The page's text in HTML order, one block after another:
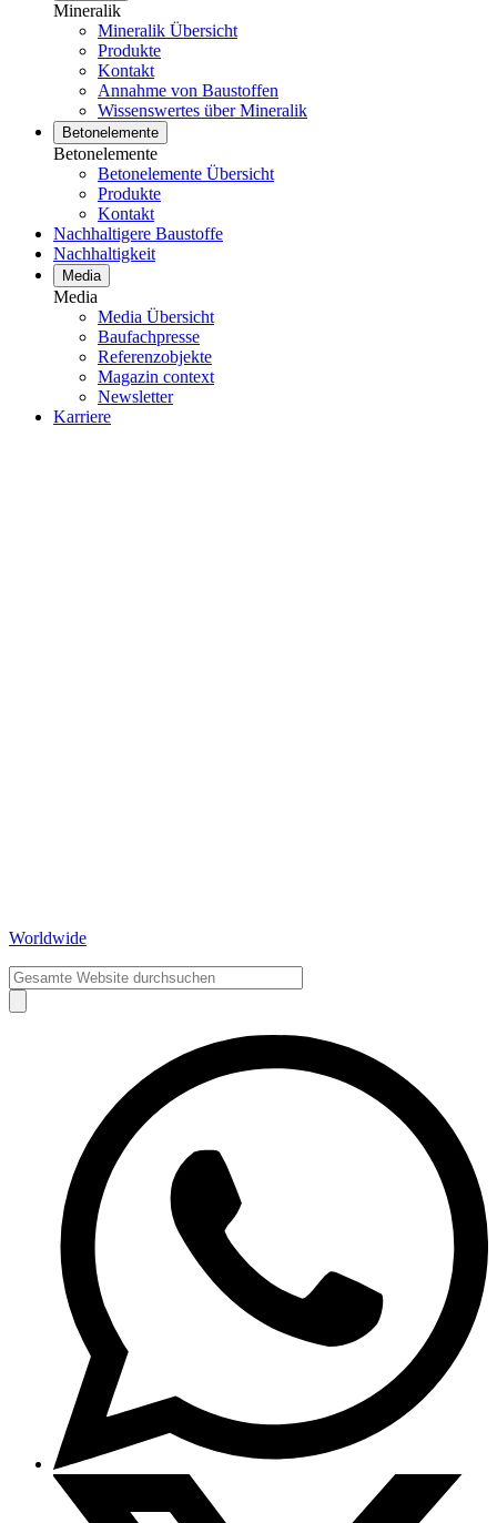
Mineralik
Mineralik Übersicht
Produkte
Kontakt
Annahme von Baustoffen
Wissenswertes über Mineralik
Betonelemente
Betonelemente
Betonelemente Übersicht
Produkte
Kontakt
Nachhaltigere Baustoffe
Nachhaltigkeit
Media
Media
Media Übersicht
Baufachpresse
Referenzobjekte
Magazin context
Newsletter
Karriere
Worldwide